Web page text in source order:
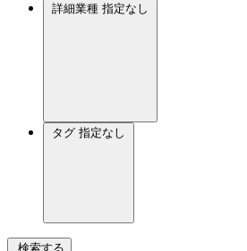
詳細業種 指定なし
タグ 指定なし
検索する